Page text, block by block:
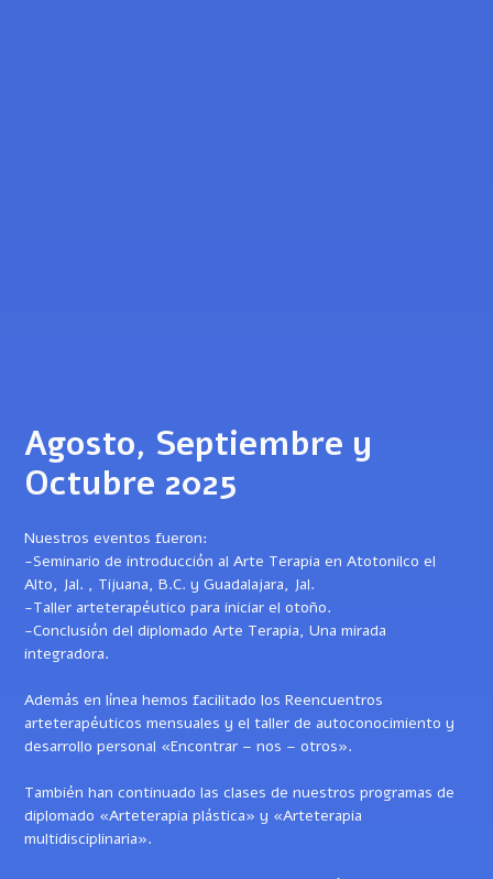
Agosto, Septiembre y
Octubre 2025
Nuestros eventos fueron:
-Seminario de introducción al Arte Terapia en Atotonilco el
Alto, Jal. , Tijuana, B.C. y Guadalajara, Jal.
-Taller arteterapéutico para iniciar el otoño.
-Conclusión del diplomado Arte Terapia, Una mirada
integradora.
Además en línea hemos facilitado los Reencuentros
arteterapéuticos mensuales y el taller de autoconocimiento y
desarrollo personal «Encontrar – nos – otros».
También han continuado las clases de nuestros programas de
diplomado «Arteterapia plástica» y «Arteterapia
multidisciplinaria».